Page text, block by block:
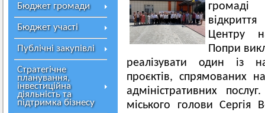
Бюджет громади
Бюджет участі
Публічні закупівлі
Стратегічне
планування,
інвестиційна
діяльність та
підтримка бізнесу
громаді
Центру
Попри
реалізувати один із
проєктів, спрямованих
адміністративних
міського голови Сергія